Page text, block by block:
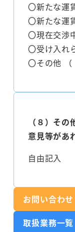
〇新たな運
〇新たな運
〇現在交渉
〇受け入れ
〇そ
（８）そ
意見等があ
自由記入
お問い合わせ
取扱業務一覧